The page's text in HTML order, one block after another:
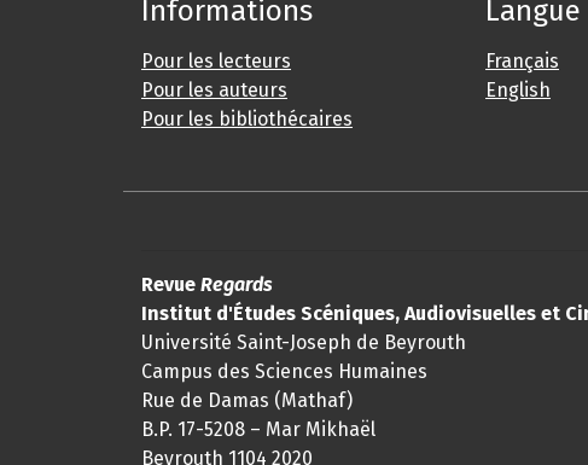
Informations
Pour les lecteurs
Pour les auteurs
Pour les bibliothécaires
Langue
Français
English
Revue Regards
Institut d'Études Scéniques, Audiovisuelles et
Université Saint-Joseph de Beyrouth
Campus des Sciences Humaines
Rue de Damas (Mathaf)
B.P. 17-5208 – Mar Mikhaël
Beyrouth 1104 2020